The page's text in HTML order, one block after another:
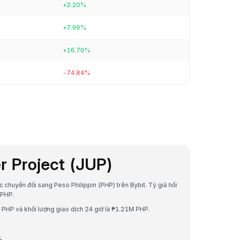
+2.20%
+7.99%
+16.70%
-74.84%
Project (JUP)
đổi sang Peso Philippin (PHP) trên Bybit. Tỷ giá hối
và khối lượng giao dịch 24 giờ là ₱1.21M PHP.